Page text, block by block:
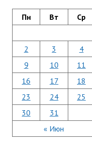
Пн Вт Ср
« Июн
2
3 4
9
10 11
16
17 18
23
24 25
30
31